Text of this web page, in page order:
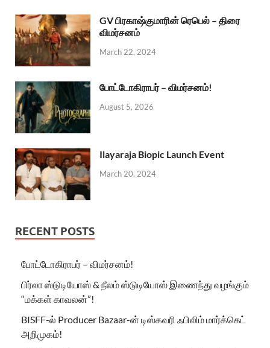
GV பிரகாஷ்குமாரின் ரெபெல் – திரை
விமர்சனம்
March 22, 2024
போட்டோகிராபர் – விமர்சனம்!
August 5, 2026
Ilayaraja Biopic Launch Event
March 20, 2024
RECENT POSTS
போட்டோகிராபர் – விமர்சனம்!
பிர்லா ஸ்டுடியோஸ் & நீலம் ஸ்டுடியோஸ் இணைந்து வழங்கும்
“மக்கள் காவலன்”!
BISFF-ல் Producer Bazaar-ன் டிஸ்கவரி ஃபிலிம் மார்க்கெட்
அறிமுகம்!